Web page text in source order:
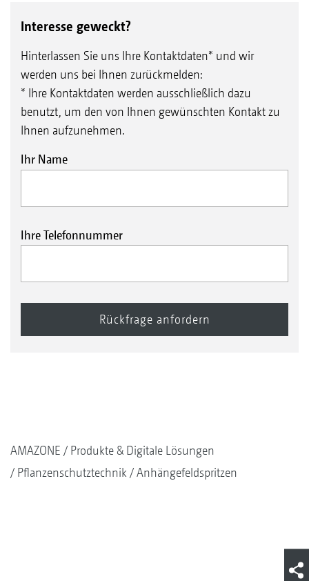
Interesse geweckt?
Hinterlassen Sie uns Ihre Kontaktdaten* und wir
werden uns bei Ihnen zurückmelden:
* Ihre Kontaktdaten werden ausschließlich dazu
benutzt, um den von Ihnen gewünschten Kontakt zu
Ihnen aufzunehmen.
Ihr Name
Ihre Telefonnummer
AMAZONE
Produkte & Digitale Lösungen
Pflanzenschutztechnik
Anhängefeldspritzen